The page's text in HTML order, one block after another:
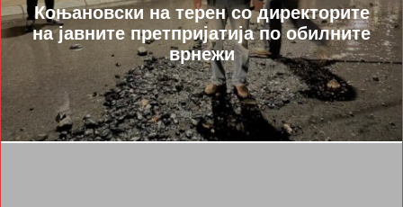
Коњановски на терен со директорите
на јавните претпријатија по обилните
врнежи